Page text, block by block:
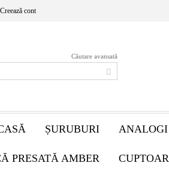
Creează cont
Căutare avansată
ȘURUBURI ANALOGI
PRESATĂ AMBER